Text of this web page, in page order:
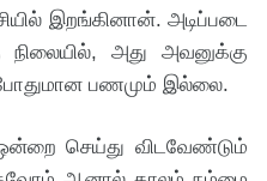
இறங்கினான். அடிப்படை
நிலையில், அது அவனுக்கு
போதுமான பணமும் இல்லை.
செய்து விடவேண்டும்